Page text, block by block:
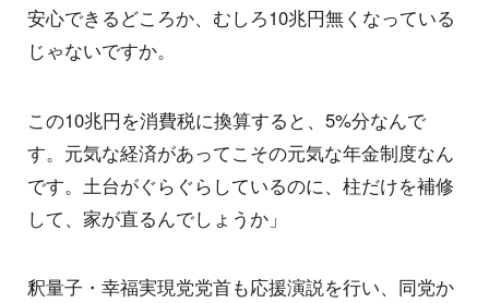
安心できるどころか、むしろ10兆円無くなっている
じゃないですか。
この10兆円を消費税に換算すると、5%分なんで
す。元気な経済があってこその元気な年金制度なん
です。土台がぐらぐらしているのに、柱だけを補修
して、家が直るんでしょうか」
釈量子・幸福実現党党首も応援演説を行い、同党か